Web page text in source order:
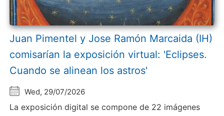
Juan Pimentel y Jose Ramón Marcaida (IH)
comisarían la exposición virtual: 'Eclipses.
Cuando se alinean los astros'
Wed, 29/07/2026
La exposición digital se compone de 22 imágenes